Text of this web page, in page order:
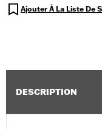
Ajouter À La Liste De
DESCRIPTION